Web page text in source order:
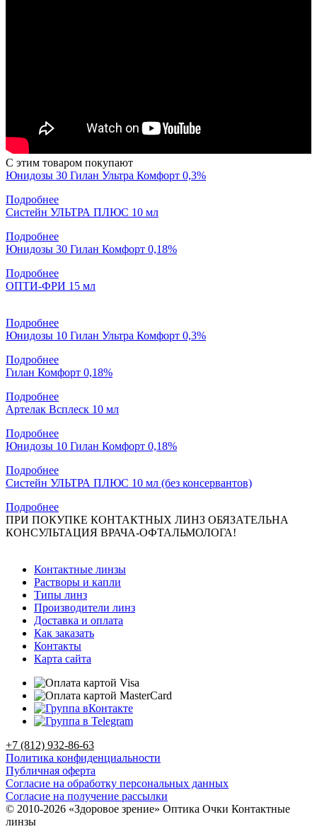
С этим товаром покупают
Юнидозы 30 Гилан Ультра Комфорт 0,3%
Подробнее
Систейн УЛЬТРА ПЛЮС 10 мл
Подробнее
Юнидозы 30 Гилан Комфорт 0,18%
Подробнее
ОПТИ-ФРИ 15 мл
Подробнее
Юнидозы 10 Гилан Ультра Комфорт 0,3%
Подробнее
Гилан Комфорт 0,18%
Подробнее
Артелак Всплеск 10 мл
Подробнее
Юнидозы 10 Гилан Комфорт 0,18%
Подробнее
Систейн УЛЬТРА ПЛЮС 10 мл (без консервантов)
Подробнее
ПРИ ПОКУПКЕ КОНТАКТНЫХ ЛИНЗ ОБЯЗАТЕЛЬНА
КОНСУЛЬТАЦИЯ ВРАЧА-ОФТАЛЬМОЛОГА!
Контактные линзы
Растворы и капли
Типы линз
Производители линз
Доставка и оплата
Как заказать
Контакты
Карта сайта
+7 (812) 932-86-63
Политика конфиденциальности
Публичная оферта
Согласие на обработку персональных данных
Согласие на получение рассылки
© 2010-2026 «Здоровое зрение» Оптика Очки Контактные
линзы